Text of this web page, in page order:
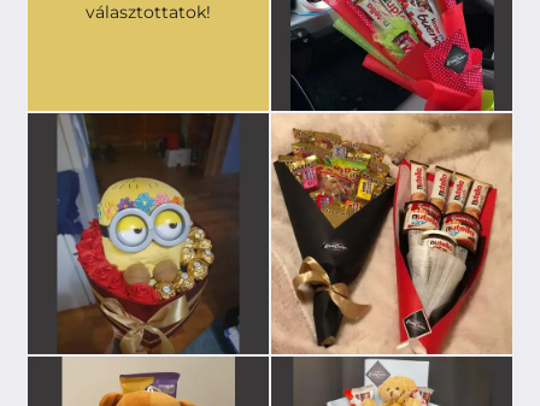
választottatok!